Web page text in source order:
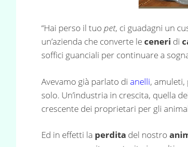
“Hai perso il tuo pet, ci guadagni un
un’azienda che converte leceneri di
soffici guanciali per continuare a
Avevamo già parlato di anelli,
solo. Un’industria in crescita, quella
crescente dei proprietari per gli
Ed in effetti la perdita del nostro